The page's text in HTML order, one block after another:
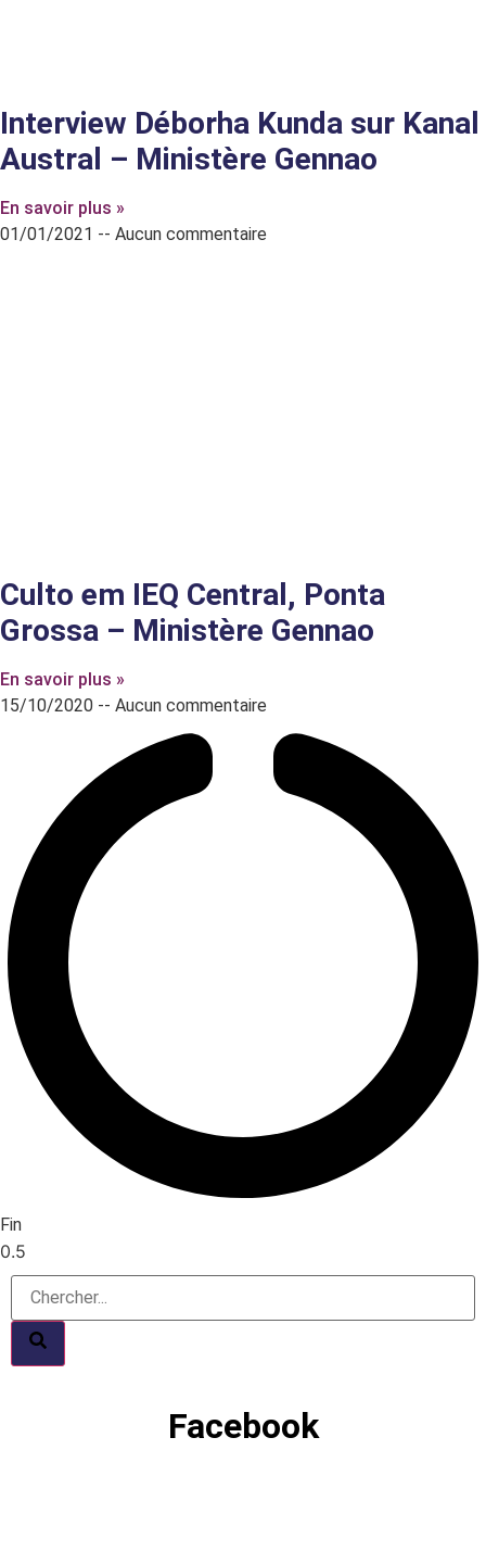
Interview Déborha Kunda sur Kanal
Austral – Ministère Gennao
En savoir plus »
01/01/2021
Aucun commentaire
Culto em IEQ Central, Ponta
Grossa – Ministère Gennao
En savoir plus »
15/10/2020
Aucun commentaire
Fin
Facebook